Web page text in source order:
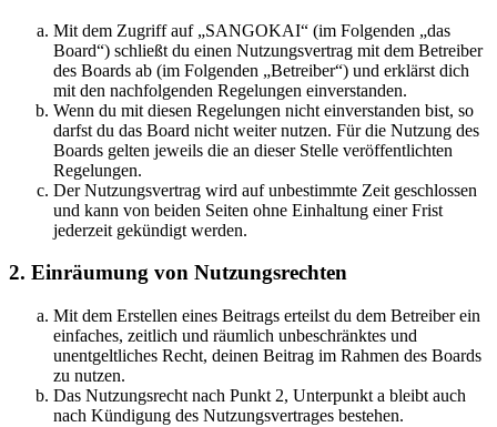
Mit dem Zugriff auf „SANGOKAI“ (im Folgenden „das
Board“) schließt du einen Nutzungsvertrag mit dem Betreiber
des Boards ab (im Folgenden „Betreiber“) und erklärst dich
mit den nachfolgenden Regelungen einverstanden.
Wenn du mit diesen Regelungen nicht einverstanden bist, so
darfst du das Board nicht weiter nutzen. Für die Nutzung des
Boards gelten jeweils die an dieser Stelle veröffentlichten
Regelungen.
Der Nutzungsvertrag wird auf unbestimmte Zeit geschlossen
und kann von beiden Seiten ohne Einhaltung einer Frist
jederzeit gekündigt werden.
2. Einräumung von Nutzungsrechten
Mit dem Erstellen eines Beitrags erteilst du dem Betreiber ein
einfaches, zeitlich und räumlich unbeschränktes und
unentgeltliches Recht, deinen Beitrag im Rahmen des Boards
zu nutzen.
Das Nutzungsrecht nach Punkt 2, Unterpunkt a bleibt auch
nach Kündigung des Nutzungsvertrages bestehen.